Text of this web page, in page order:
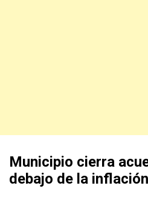
Municipio cierra
debajo de la